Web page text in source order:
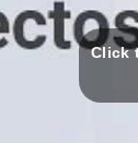
Click